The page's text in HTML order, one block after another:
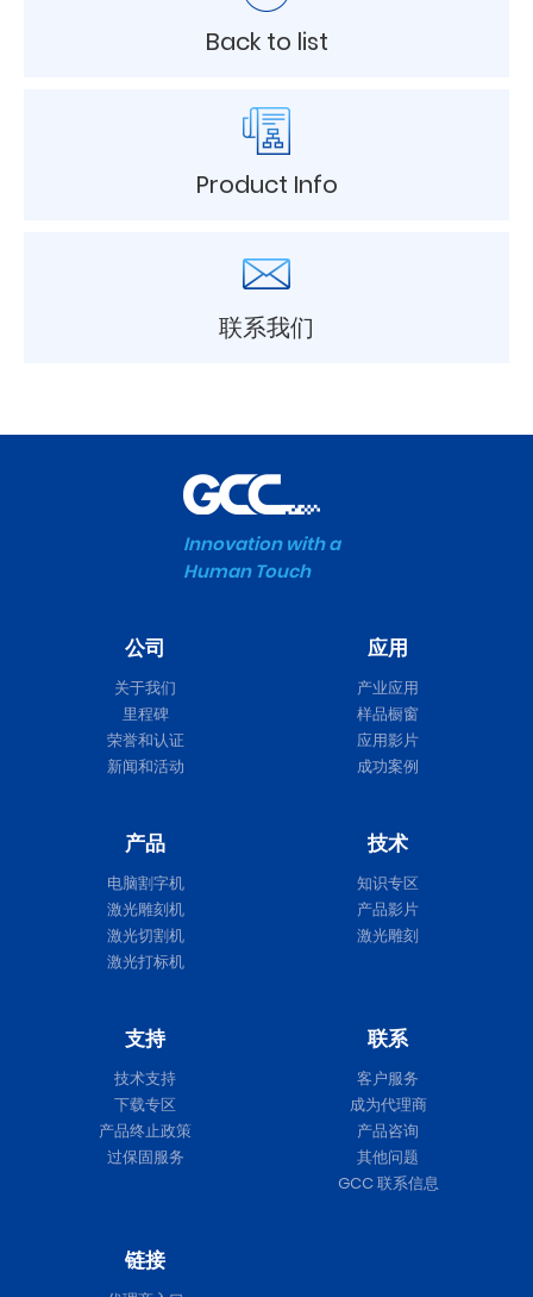
Back to list
Product Info
联系我们
Innovation with a
Human Touch
公司
关于我们
里程碑
荣誉和认证
新闻和活动
应用
产业应用
样品橱窗
应用影片
成功案例
产品
电脑割字机
激光雕刻机
激光切割机
激光打标机
技术
知识专区
产品影片
激光雕刻
支持
技术支持
下载专区
产品终止政策
过保固服务
联系
客户服务
成为代理商
产品咨询
其他问题
GCC 联系信息
链接